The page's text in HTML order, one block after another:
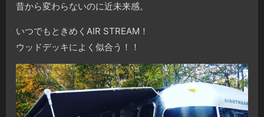
昔から変わらないのに近未来感。
いつでもときめくAIR STREAM！
ウッドデッキによく似合う！！